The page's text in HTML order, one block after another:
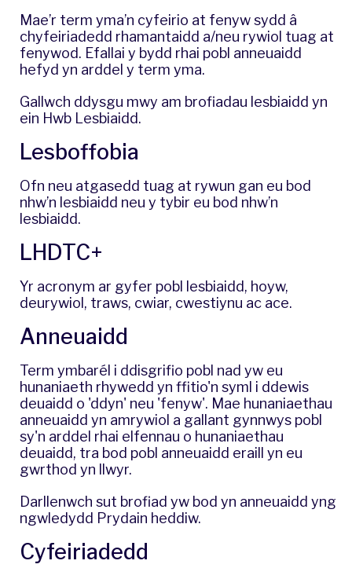
Mae’r term yma’n cyfeirio at fenyw sydd â
chyfeiriadedd rhamantaidd a/neu rywiol tuag at
fenywod. Efallai y bydd rhai pobl anneuaidd
hefyd yn arddel y term yma.
Gallwch ddysgu mwy am brofiadau lesbiaidd yn
ein Hwb Lesbiaidd.
​Lesboffobia
Ofn neu atgasedd tuag at rywun gan eu bod
nhw’n lesbiaidd neu y tybir eu bod nhw’n
lesbiaidd.
LHDTC+
Yr acronym ar gyfer pobl lesbiaidd, hoyw,
deurywiol, traws, cwiar, cwestiynu ac ace.
​Anneuaidd
Term ymbarél i ddisgrifio pobl nad yw eu
hunaniaeth rhywedd yn ffitio'n syml i ddewis
deuaidd o 'ddyn' neu 'fenyw'. Mae hunaniaethau
anneuaidd yn amrywiol a gallant gynnwys pobl
sy'n arddel rhai elfennau o hunaniaethau
deuaidd, tra bod pobl anneuaidd eraill yn eu
gwrthod yn llwyr.
Darllenwch sut brofiad yw bod yn anneuaidd yng
ngwledydd Prydain heddiw.
​Cyfeiriadedd